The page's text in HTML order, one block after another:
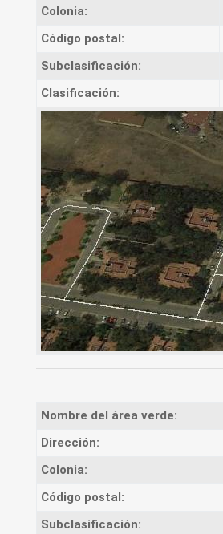
Colonia:
Código postal:
Subclasificación:
Clasificación:
Nombre del área verde:
Dirección:
Colonia:
Código postal:
Subclasificación: